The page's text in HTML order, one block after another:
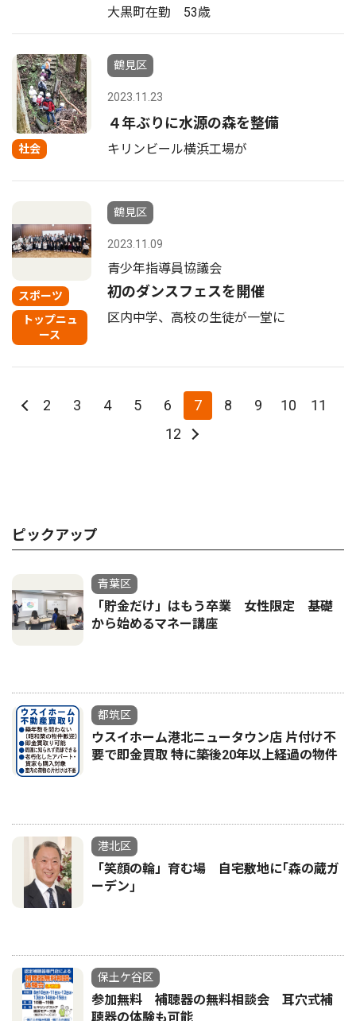
大黒町在勤 53歳
社会
鶴見区
2023.11.23
４年ぶりに水源の森を整備
キリンビール横浜工場が
スポーツ
トップニュ
ース
鶴見区
2023.11.09
青少年指導員協議会
初のダンスフェスを開催
区内中学、高校の生徒が一堂に
2 3 4 5 6 7 8 9 10
11
12
ピックアップ
青葉区
「貯金だけ」はもう卒業 女性限定 基礎
から始めるマネー講座
都筑区
ウスイホーム港北ニュータウン店 片付け不
要で即金買取 特に築後20年以上経過の物件
港北区
「笑顔の輪」育む場 自宅敷地に｢森の蔵ガ
ーデン｣
保土ケ谷区
参加無料 補聴器の無料相談会 耳穴式補
聴器の体験も可能